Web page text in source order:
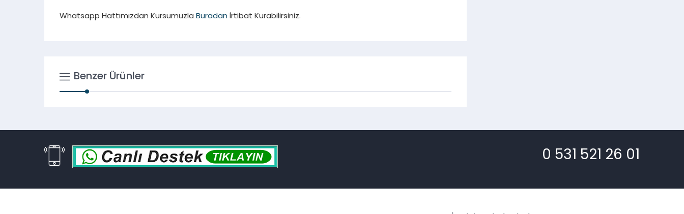
Whatsapp Hattımızdan Kursumuzla Buradan İrtibat Kurabilirsiniz.
Benzer Ürünler
0 531 521 26 01